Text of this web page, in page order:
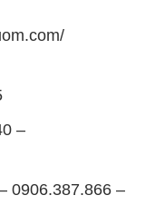
–
0906.387.866 –